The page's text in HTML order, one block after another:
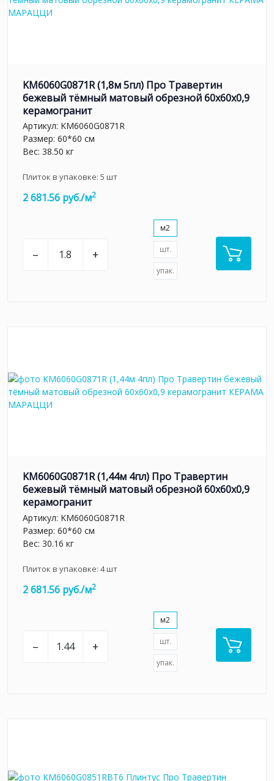
KM6060G0871R (1,8м 5пл) Про Травертин
бежевый тёмный матовый обрезной 60x60x0,9
керамогранит
Артикул: KM6060G0871R
Размер: 60*60 см
Вес: 38.50 кг
Плиток в упаковке: 5 шт
2 681.56 руб./м2
– +
м2
шт.
упак.
KM6060G0871R (1,44м 4пл) Про Травертин
бежевый тёмный матовый обрезной 60x60x0,9
керамогранит
Артикул: KM6060G0871R
Размер: 60*60 см
Вес: 30.16 кг
Плиток в упаковке: 4шт
2 681.56 руб./м2
– +
м2
шт.
упак.